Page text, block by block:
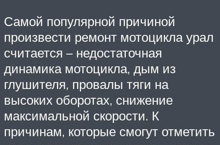
Самой популярной причиной
произвести ремонт мотоцикла урал
считается – недостаточная
динамика мотоцикла, дым из
глушителя, провалы тяги на
высоких оборотах, снижение
максимальной скорости. К
причинам, которые смогут отметить